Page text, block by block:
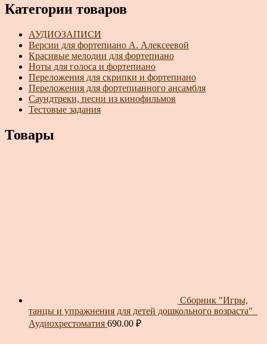
Категории товаров
АУДИОЗАПИСИ
Версии для фортепиано А. Алексеевой
Красивые мелодии для фортепиано
Ноты для голоса и фортепиано
Переложения для скрипки и фортепиано
Переложения для фортепианного ансамбля
Саундтреки, песни из кинофильмов
Тестовые задания
Товары
Сборник "Игры,
танцы и упражнения для детей дошкольного возраста"_
Аудиохрестоматия 690.00 ₽